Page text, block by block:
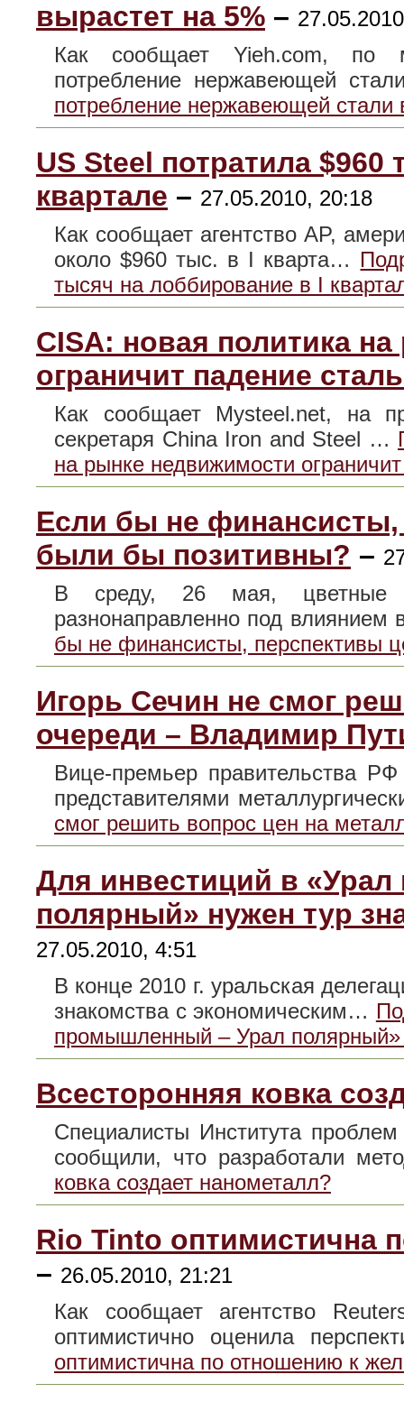
вырастет на 5% –
Как сообщает Yieh.com, по
потребление нержавеющей
потребление нержавеющей стали
US Steel потратила
квартале – 27.05.2010, 20:18
Как сообщает агентство AP,
около $960 тыс. в I кварта…
тысяч на лоббирование в I
CISA: новая политика
ограничит падение
Как сообщает Mysteel.net, на
секретаря China Iron and Steel …
на рынке недвижимости
Если бы не
были бы позитивны? –
В среду, 26 мая, цветные
разнонаправленно под
бы не финансисты, перспективы
Игорь Сечин не смог
очереди – Владимир
Вице-премьер правительства
представителями
смог решить вопрос цен на
Для инвестиций в
полярный» нужен тур
27.05.2010, 4:51
В конце 2010 г. уральская
знакомства с экономическим…
промышленный – Урал полярный»
Всесторонняя ковка
Специалисты Института
сообщили, что разработали
ковка создает нанометалл?
Rio Tinto оптимистична
– 26.05.2010, 21:21
Как сообщает агентство
оптимистично оценила
оптимистична по отношению к